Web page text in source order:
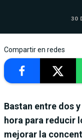
30
Compartir en redes
Bastan entre dos
hora para reducir
mejorar la